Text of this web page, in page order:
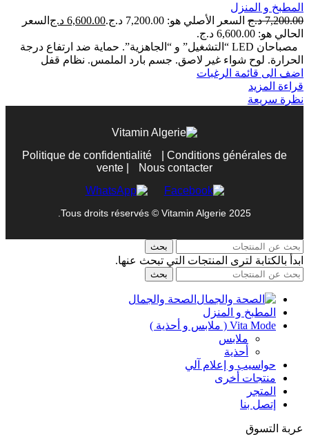
المطبخ و المنزل
7,200.00 د.ج السعر الأصلي هو: 7,200.00 د.ج. 6,600.00 د.ج السعر
الحالي هو: 6,600.00 د.ج.
مصباحان LED “التشغيل” و “الجاهزية”. حماية ضد ارتفاع درجة
الحرارة. لوح شواء غير لاصق. جسم بارد الملمس. نظام قفل
اضف الى قائمة الرغبات
قراءة المزيد
نظرة سريعة
Politique de confidentialité
Conditions générales de
vente
Nous contacter
Tous droits réservés © Vitamin Algerie 2025.
بحث
ابدأ بالكتابة لترى المنتجات التي تبحث عنها.
بحث
الصحة والجمال
المطبخ و المنزل
Vita Mode ( ملابس و أحذية )
ملابس
أحذية
حواسيب و إعلام آلي
منتجات أخرى
المتجر
إتصل بنا
عربة التسوق